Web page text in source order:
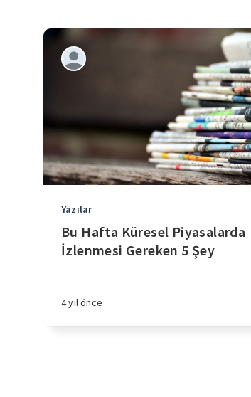
Yazılar
Bu Hafta Küresel Piyasalarda
İzlenmesi Gereken 5 Şey
4 yıl önce